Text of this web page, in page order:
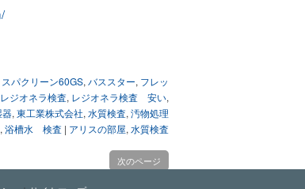
スパクリーン60GS, バススター, フレッ
レジオネラ検査, レジオネラ検査 安い,
器, 東工業株式会社, 水質検査, 汚物処理
, 浴槽水 検査 | アリスの部屋, 水質検査
次のページ